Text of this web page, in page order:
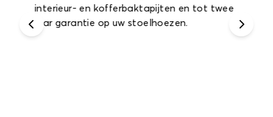
interieur- en kofferbaktapijten en tot twee
jaar garantie op uw stoelhoezen.